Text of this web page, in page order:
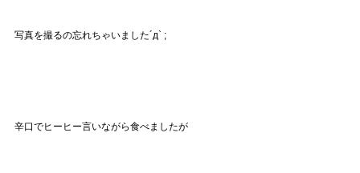
写真を撮るの忘れちゃいました´д` ;
辛口でヒーヒー言いながら食べましたが